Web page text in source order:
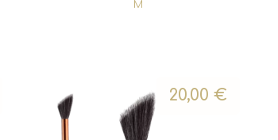
M
20,00€